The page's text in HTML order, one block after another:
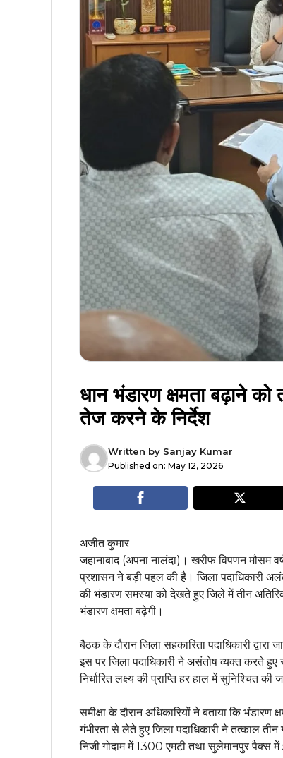
धान भंडारण क्षमता बढ़ाने को
तेज करने के निर्देश
Written by Sanjay Kumar
Published on: May 12, 2026
अजीत कुमार
जहानाबाद (अपना नालंदा)। खरीफ विपणन मौसम
प्रशासन ने बड़ी पहल की है। जिला पदाधिकारी
की भंडारण समस्या को देखते हुए जिले में तीन
भंडारण क्षमता बढ़ेगी।
बैठक के दौरान जिला सहकारिता पदाधिकारी
इस पर जिला पदाधिकारी ने असंतोष व्यक्त करते हुए
निर्धारित लक्ष्य की प्राप्ति हर हाल में सुनिश्चित की
समीक्षा के दौरान अधिकारियों ने बताया कि
गंभीरता से लेते हुए जिला पदाधिकारी ने तत्काल
निजी गोदाम में 1300 एमटी तथा सुलेमानपुर पैक्स में